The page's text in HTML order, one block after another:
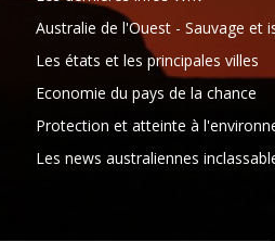
Australie de l'Ouest - Sauvage et
Les états et les principales villes
Economie du pays de la chance
Protection et atteinte à
Les news australiennes